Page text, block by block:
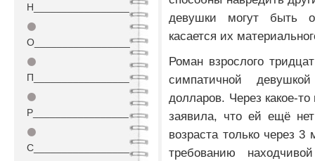
Н_________________
⚫
О_________________
⚫
П_________________
⚫
Р_________________
⚫
С_________________
девушки могут быть
касается их
Роман взрослого
симпатичной
долларов. Через какое-
заявила, что ей ещё
возраста только через
требованию